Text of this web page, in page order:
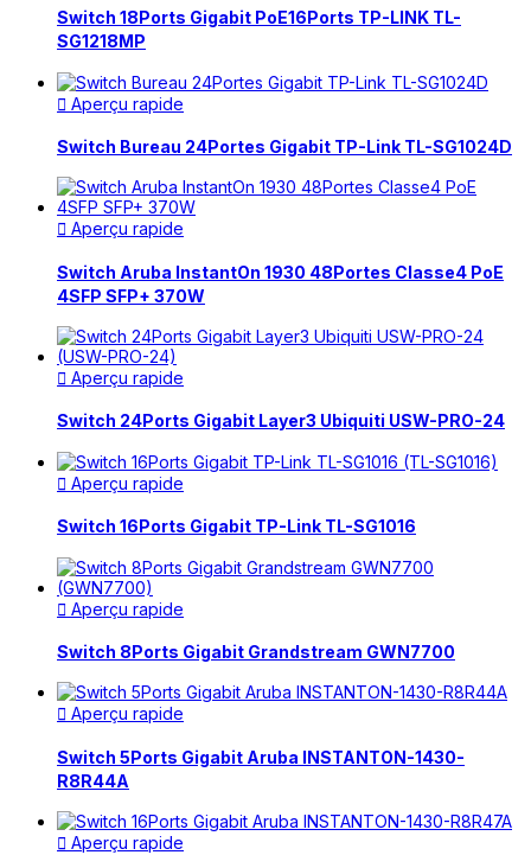
Switch 18Ports Gigabit PoE16Ports TP-LINK TL-
SG1218MP
 Aperçu rapide
Switch Bureau 24Portes Gigabit TP-Link TL-SG1024D
 Aperçu rapide
Switch Aruba InstantOn 1930 48Portes Classe4 PoE
4SFP SFP+ 370W
 Aperçu rapide
Switch 24Ports Gigabit Layer3 Ubiquiti USW-PRO-24
 Aperçu rapide
Switch 16Ports Gigabit TP-Link TL-SG1016
 Aperçu rapide
Switch 8Ports Gigabit Grandstream GWN7700
 Aperçu rapide
Switch 5Ports Gigabit Aruba INSTANTON-1430-
R8R44A
 Aperçu rapide